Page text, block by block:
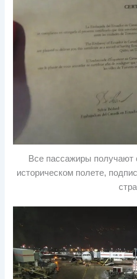
Все пассажиры получают
историческом полете,